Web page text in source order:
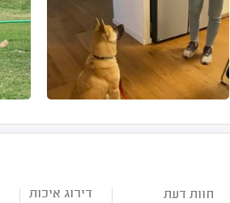
חוות דעת דירוג איכות